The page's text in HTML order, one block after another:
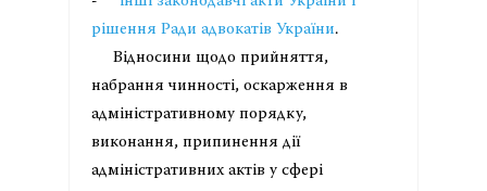
рішення Ради адвокатів України.
Відносини щодо прийняття,
набрання чинності, оскарження в
адміністративному порядку,
виконання, припинення дії
адміністративних актів у сфері